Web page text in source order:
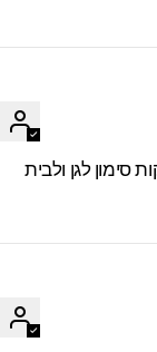
לגן ולבית